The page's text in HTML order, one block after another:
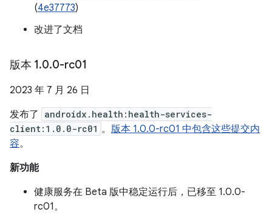
(4e37773)
改进了文档
版本 1.0.0-rc01
2023 年 7 月 26 日
发布了
androidx.health:health-services-
client:1.0.0-rc01 。 版本 1.0.0-rc01 中包含这些提交内
容。
新功能
健康服务在 Beta 版中稳定运行后，已移至 1.0.0-
rc01。